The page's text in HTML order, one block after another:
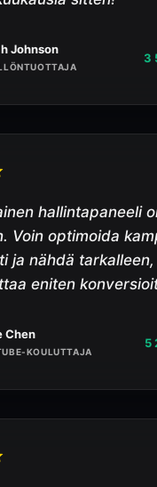
Johnson
3
hallintapaneeli
Voin optimoida
ja nähdä tarkalleen,
eniten
Chen
KOULUTTAJA
5